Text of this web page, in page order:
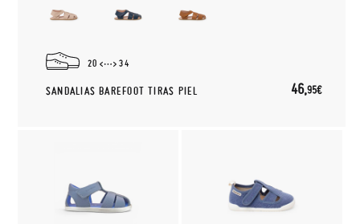
20 34
SANDALIAS BAREFOOT TIRAS PIEL 46,95€